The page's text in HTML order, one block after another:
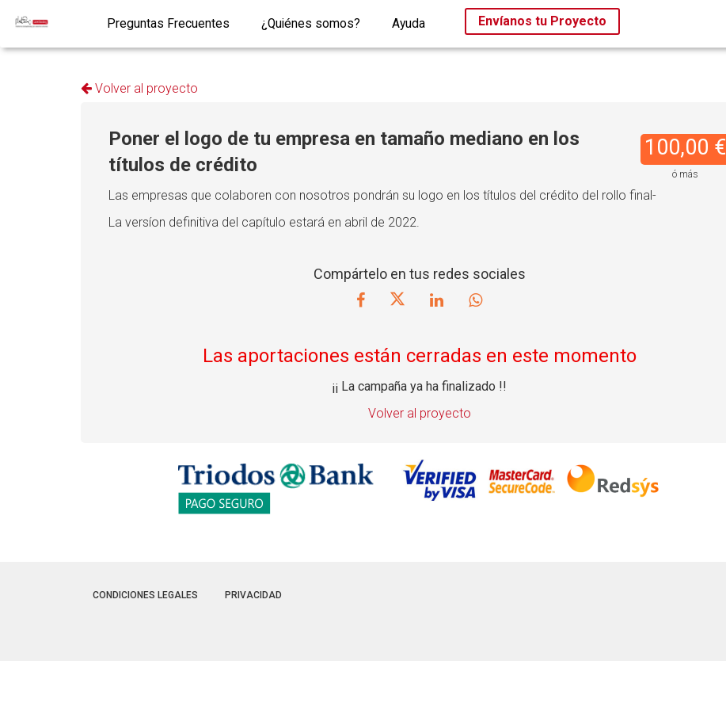
Preguntas Frecuentes ¿Quiénes somos? Ayuda Envíanos tu Proyecto
Volver al proyecto
100,00 €
ó más
Poner el logo de tu empresa en tamaño mediano en los
títulos de crédito
Las empresas que colaboren con nosotros pondrán su logo en los títulos del crédito del rollo final-
La versíon definitiva del capítulo estará en abril de 2022.
Compártelo en tus redes sociales
Las aportaciones están cerradas en este momento
¡¡ La campaña ya ha finalizado !!
Volver al proyecto
CONDICIONES LEGALES PRIVACIDAD